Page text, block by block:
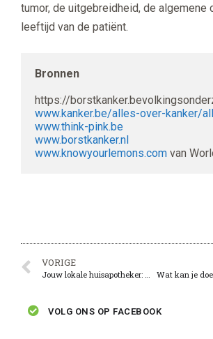
tumor, de uitgebreidheid, de algemene
leeftijd van de patiënt.
Bronnen
www.kanker.be/alles-over-kanker/
www.think-pink.be
www.borstkanker.nl
www.knowyourlemons.com van
VORIGE
VOLG ONS OP FACEBOOK